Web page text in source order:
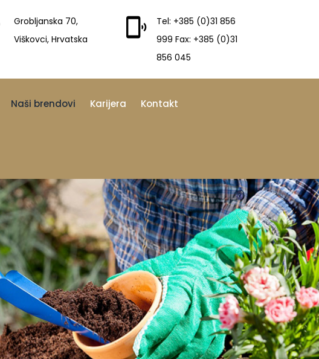
Grobljanska 70,
Viškovci, Hrvatska
Tel: +385 (0)31 856
999 Fax: +385 (0)31
856 045
Naši brendovi Karijera Kontakt